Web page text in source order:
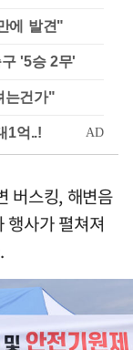
에 발견"
'5승 2무'
는건가"
버스킹, 해변음
행사가 펼쳐져